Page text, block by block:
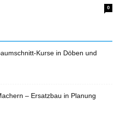
0
Kurse in Döben und
– Ersatzbau in Planung